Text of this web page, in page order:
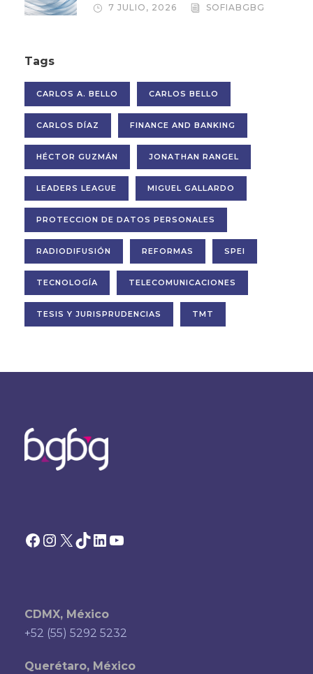
7 JULIO, 2026 SOFIABGBG
Tags
CARLOS A. BELLO CARLOS BELLO
CARLOS DÍAZ FINANCE AND BANKING
HÉCTOR GUZMÁN JONATHAN RANGEL
LEADERS LEAGUE MIGUEL GALLARDO
PROTECCION DE DATOS PERSONALES
RADIODIFUSIÓN REFORMAS SPEI
TECNOLOGÍA TELECOMUNICACIONES
TESIS Y JURISPRUDENCIAS TMT
Facebook Instagram X TikTok LinkedIn YouTube
CDMX, México
+52 (55) 5292 5232
Querétaro, México